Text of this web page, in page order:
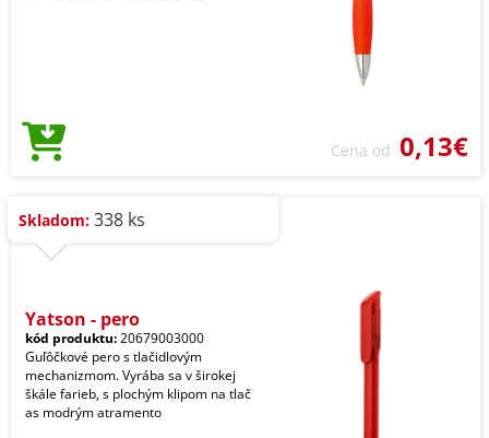
Cena od 0,13€
Skladom: 338 ks
Yatson - pero
kód produktu:20679003000
Guľôčkové pero s tlačidlovým
mechanizmom. Vyrába sa v širokej
škále farieb, s plochým klipom na tlač
as modrým atramento